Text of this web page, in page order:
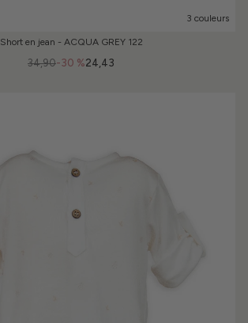
3 couleurs
Short en jean - ACQUA GREY 122
-30 %
34,90 24,43